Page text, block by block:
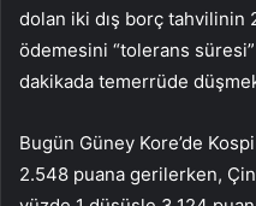
dolan iki dış borç tahvilinin
ödemesini “tolerans
dakikada temerrüde
Bugün Güney Kore’de
2.548 puana gerilerken,